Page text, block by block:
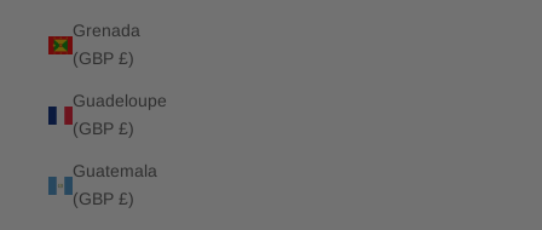
Grenada
(GBP £)
Guadeloupe
(GBP £)
Guatemala
(GBP £)